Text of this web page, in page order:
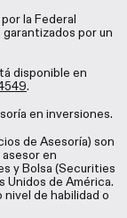
la Federal
por un
disponible en
.
en inversiones.
de Asesoría) son
en
y Bolsa (Securities
Unidos de América.
de habilidad o